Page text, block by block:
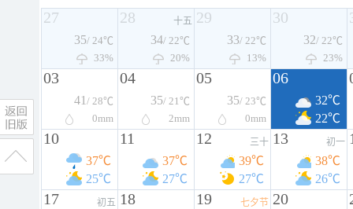
27
35/ 24℃
33%
28 十五
34/ 22℃
20%
29
33/ 22℃
13%
30
32/ 22℃
23%
03
41 / 28℃
0mm
04
35/ 21℃
2mm
05
35/ 23℃
0mm
06
32℃
22℃
10
37℃
25℃
11
37℃
27℃
12 三十
39℃
27℃
13 初一
38℃
26℃
17 初五 18 19 七夕节 20